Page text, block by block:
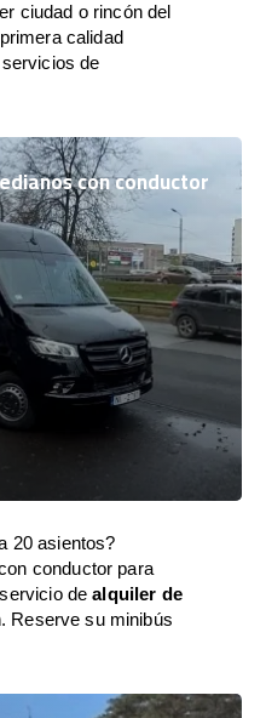
ciudad o rincón del
calidad
de
con conductor
20 asientos?
conductor para
dealquiler de
Reserve su minibús